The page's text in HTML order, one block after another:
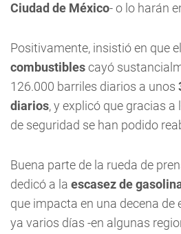
Ciudad de México- o lo harán
Positivamente, insistió en que el
combustiblescayó
126.000 barriles diarios a unos
diarios, y explicó que gracias
de seguridad se han podido
Buena parte de la rueda de
dedicó a la escasez de
que impacta en una decena de
ya varios días -en algunas